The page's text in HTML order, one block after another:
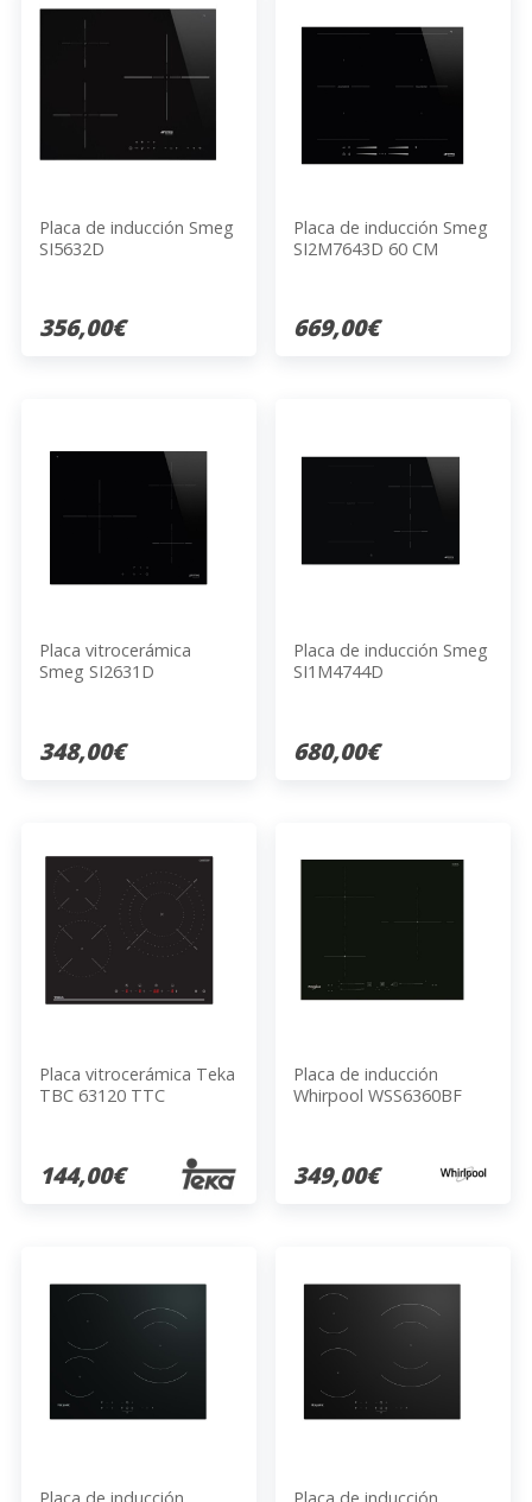
Placa de inducción Smeg
SI5632D
356,00€
Placa de inducción Smeg
SI2M7643D 60 CM
669,00€
Placa vitrocerámica
Smeg SI2631D
348,00€
Placa de inducción Smeg
SI1M4744D
680,00€
Placa vitrocerámica Teka
TBC 63120 TTC
144,00€
Placa de inducción
Whirpool WSS6360BF
349,00€
Placa de inducción Placa de inducción